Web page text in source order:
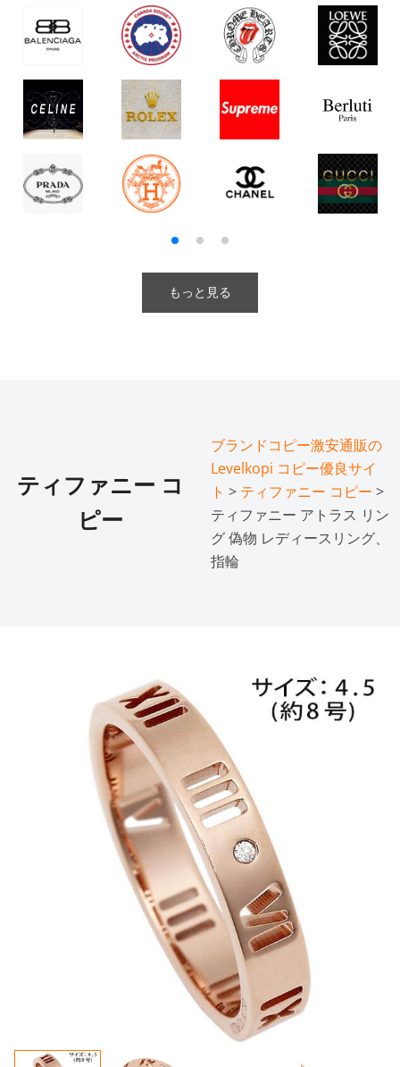
もっと見る
ティファニー コ
ピー
ブランドコピー激安通販の
Levelkopi コピー優良サイ
ト > ティファニー コピー >
ティファニー アトラス リン
グ 偽物 レディースリング、
指輪